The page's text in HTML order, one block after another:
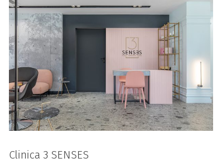
Clinica 3 SENSES